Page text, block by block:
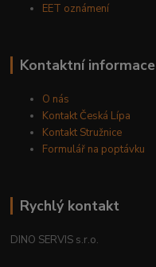
EET oznámení
Kontaktní informace
O nás
Kontakt Česká Lípa
Kontakt Stružnice
Formulář na poptávku
Rychlý kontakt
DINO SERVIS s.r.o.